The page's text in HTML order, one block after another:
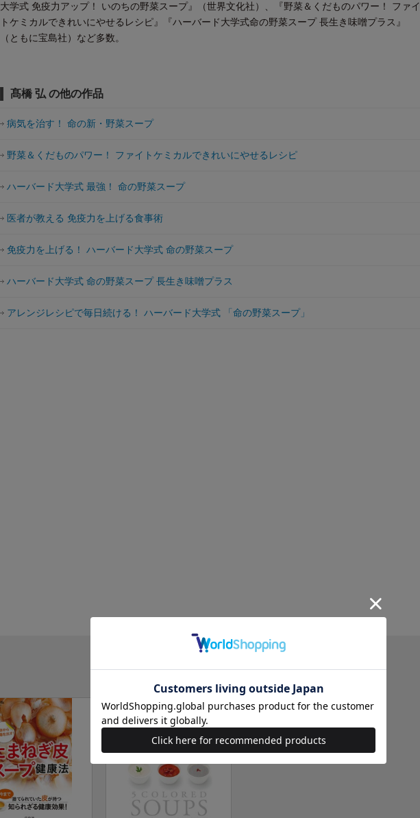
大学式 免疫力アップ！ いのちの野菜スープ』（世界文化社）、『野菜＆くだものパワー！ ファイ
トケミカルできれいにやせるレシピ』『ハーバード大学式命の野菜スープ 長生き味噌プラス』
（ともに宝島社）など多数。
髙橋 弘 の他の作品
病気を治す！ 命の新・野菜スープ
野菜＆くだものパワー！ ファイトケミカルできれいにやせるレシピ
ハーバード大学式 最強！ 命の野菜スープ
医者が教える 免疫力を上げる食事術
免疫力を上げる！ ハーバード大学式 命の野菜スープ
ハーバード大学式 命の野菜スープ 長生き味噌プラス
アレンジレシピで毎日続ける！ ハーバード大学式 「命の野菜スープ」